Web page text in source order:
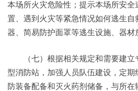
本场所火灾危险性；提示本场所安全
置、遇到火灾等紧急情况如何逃生自
器、简易防护面罩等逃生设施、器材
（七）根据相关规定和需要建立
型消防站，加强人员队伍建设，定期
防装备配备和灭火药剂储备，与所